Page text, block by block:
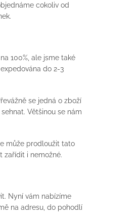
cokoliv od
100%, ale jsme také
do 2-3
se jedná o zboží
Většinou se nám
může prodloužit tato
zařídit i nemožné.
Nyní vám nabízíme
na adresu, do pohodlí